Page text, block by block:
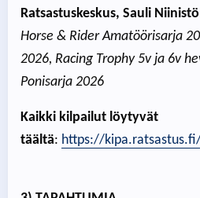
Ratsastuskeskus, Sauli
Horse & Rider Amatöörisarja
2026, Racing Trophy 5v ja 6v
Ponisarja 2026
Kaikki kilpailut löytyvät
täältä: https://